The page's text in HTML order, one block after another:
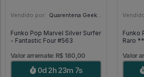
Vendido por: Quarentena Geek Store - SP
Funko Pop Marvel Silver Surfer
- Fantastic Four #563
Valor arremate: R$ 180,00
0d 2h 23m 6s
Funko
Valor